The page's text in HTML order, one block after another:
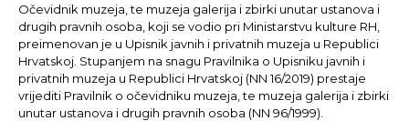
Očevidnik muzeja, te muzeja galerija i zbirki unutar ustanova i
drugih pravnih osoba, koji se vodio pri Ministarstvu kulture RH,
preimenovan je u Upisnik javnih i privatnih muzeja u Republici
Hrvatskoj. Stupanjem na snagu Pravilnika o Upisniku javnih i
privatnih muzeja u Republici Hrvatskoj (NN 16/2019) prestaje
vrijediti Pravilnik o očevidniku muzeja, te muzeja galerija i zbirki
unutar ustanova i drugih pravnih osoba (NN 96/1999).